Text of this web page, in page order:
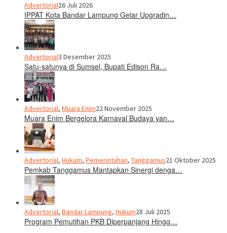
Advertorial26 Juli 2026
IPPAT Kota Bandar Lampung Gelar Upgradin…
Advertorial3 Desember 2025
Satu-satunya di Sumsel, Bupati Edison Ra…
Advertorial, Muara Enim22 November 2025
Muara Enim Bergelora Karnaval Budaya yan…
Advertorial, Hukum, Pemerintahan, Tanggamus21 Oktober 2025
Pemkab Tanggamus Mantapkan Sinergi denga…
Advertorial, Bandar Lampung, Hukum28 Juli 2025
Program Pemutihan PKB Diperpanjang Hingg…